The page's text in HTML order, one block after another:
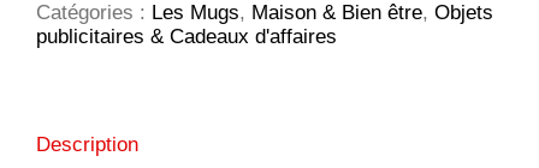
Catégories : Les Mugs, Maison & Bien être, Objets
publicitaires & Cadeaux d'affaires
Description